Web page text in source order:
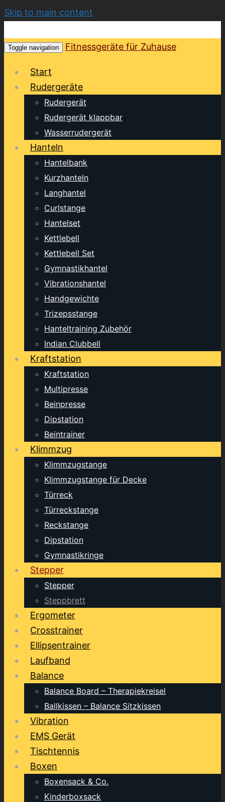
Skip to main content
Toggle navigation Fitnessgeräte für Zuhause
Start
Rudergeräte
Rudergerät
Rudergerät klappbar
Wasserrudergerät
Hanteln
Hantelbank
Kurzhanteln
Langhantel
Curlstange
Hantelset
Kettlebell
Kettlebell Set
Gymnastikhantel
Vibrationshantel
Handgewichte
Trizepsstange
Hanteltraining Zubehör
Indian Clubbell
Kraftstation
Kraftstation
Multipresse
Beinpresse
Dipstation
Beintrainer
Klimmzug
Klimmzugstange
Klimmzugstange für Decke
Türreck
Türreckstange
Reckstange
Dipstation
Gymnastikringe
Stepper
Stepper
Steppbrett
Ergometer
Crosstrainer
Ellipsentrainer
Laufband
Balance
Balance Board – Therapiekreisel
Ballkissen – Balance Sitzkissen
Vibration
EMS Gerät
Tischtennis
Boxen
Boxensack & Co.
Kinderboxsack